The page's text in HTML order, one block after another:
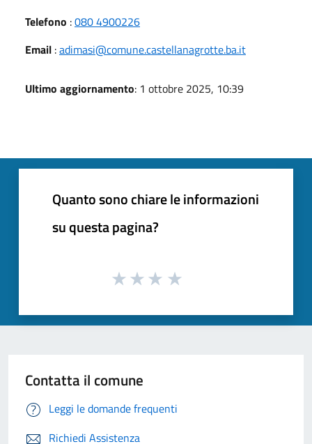
Telefono :080 4900226
Email :adimasi@comune.castellanagrotte.ba.it
Ultimo aggiornamento: 1 ottobre 2025, 10:39
Quanto sono chiare le informazioni
su questa pagina?
Contatta il comune
Leggi le domande frequenti
Richiedi Assistenza